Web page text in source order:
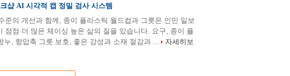
샵 AI 시각적 캡 정밀 검사 시스템
준의 개선과 함께, 종이 플라스틱 월드컵과 그릇은 인민 일보
점점 더 많은 체이싱 높은 삶의 질을 있습니다. 요구, 종이 플
누, 항압축 그릇 보호, 좋은 강성과 소재 절감과 ...
자세히보